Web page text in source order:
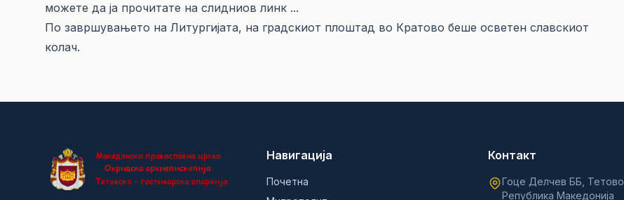
можете да ја прочитате на слидниовлинк ...
По завршувањето на Литургијата, на градскиот плоштад во Кратово беше осветен славскиот
колач.
Навигација
Почетна
Контакт
Гоце Делчев ББ, Тетово
Република Македонија